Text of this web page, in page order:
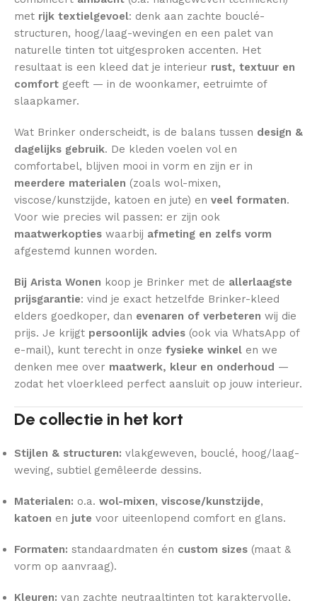
met rijk textielgevoel: denk aan zachte bouclé-
structuren, hoog/laag-wevingen en een palet van
naturelle tinten tot uitgesproken accenten. Het
resultaat is een kleed dat je interieur rust, textuur en
comfort geeft — in de woonkamer, eetruimte of
slaapkamer.
Wat Brinker onderscheidt, is de balans tussen design &
dagelijks gebruik. De kleden voelen vol en
comfortabel, blijven mooi in vorm en zijn er in
meerdere materialen (zoals wol-mixen,
viscose/kunstzijde, katoen en jute) en veel formaten.
Voor wie precies wil passen: er zijn ook
maatwerkopties waarbij afmeting en zelfs vorm
afgestemd kunnen worden.
Bij Arista Wonen koop je Brinker met de allerlaagste
prijsgarantie: vind je exact hetzelfde Brinker-kleed
elders goedkoper, dan evenaren of verbeteren wij die
prijs. Je krijgt persoonlijk advies (ook via WhatsApp of
e-mail), kunt terecht in onze fysieke winkel en we
denken mee over maatwerk, kleur en onderhoud —
zodat het vloerkleed perfect aansluit op jouw interieur.
De collectie in het kort
Stijlen & structuren: vlakgeweven, bouclé, hoog/laag-
weving, subtiel gemêleerde dessins.
Materialen: o.a. wol-mixen, viscose/kunstzijde,
katoen en jute voor uiteenlopend comfort en glans.
Formaten: standaardmaten én custom sizes (maat &
vorm op aanvraag).
Kleuren: van zachte neutraaltinten tot karaktervolle,